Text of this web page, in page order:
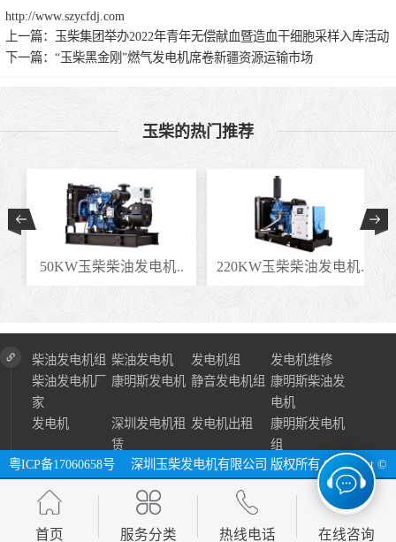
http://www.szycfdj.com
上一篇：
玉柴集团举办2022年青年无偿献血暨造血干细胞采样入库活动
下一篇： “玉柴黑金刚”燃气发电机席卷新疆资源运输市场
玉柴的热门推荐
50KW玉柴柴油发电机.. 220KW玉柴柴油发电机..
柴油发电机组 柴油发电机 发电机组
发电机维修
柴油发电机厂
家
康明斯发电机 静音发电机组 康明斯柴油发
电机
发电机
深圳发电机租
赁
发电机出租
康明斯发电机
组
粤ICP备17060658号
深圳玉柴发电机有限公司 版权所有 Copyright ©
2024 All Right Reserve ⓔ 网址：http://www.szycfdj.com网站地图
首页 服务分类 热线电话 在线咨询